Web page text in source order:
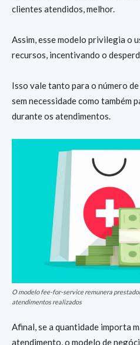
clientes atendidos, melhor.
Assim, esse modelo privilegia o
recursos, incentivando o
Isso vale tanto para o número
sem necessidade como também
durante os atendimentos.
O modelo fee-for-service remunera
atendimentos realizados
Afinal, se a quantidade importa
atendimento, o modelo de